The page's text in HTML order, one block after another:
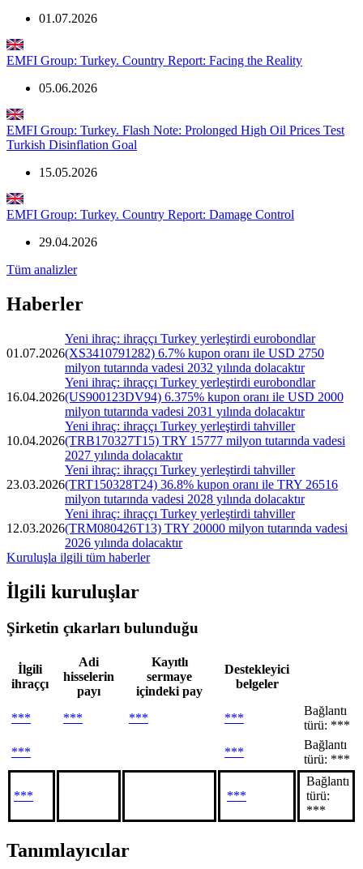
01.07.2026
EMFI Group: Turkey. Country Report: Facing the Reality
05.06.2026
EMFI Group: Turkey. Flash Note: Prolonged High Oil Prices Test
Turkish Disinflation Goal
15.05.2026
EMFI Group: Turkey. Country Report: Damage Control
29.04.2026
Tüm analizler
Haberler
01.07.2026
Yeni ihraç: ihraççı Turkey yerleştirdi eurobondlar
(XS3410791282) 6.7% kupon oranı ile USD 2750
milyon tutarında vadesi 2032 yılında dolacaktır
16.04.2026
Yeni ihraç: ihraççı Turkey yerleştirdi eurobondlar
(US900123DV94) 6.375% kupon oranı ile USD 2000
milyon tutarında vadesi 2031 yılında dolacaktır
10.04.2026
Yeni ihraç: ihraççı Turkey yerleştirdi tahviller
(TRB170327T15) TRY 15777 milyon tutarında vadesi
2027 yılında dolacaktır
23.03.2026
Yeni ihraç: ihraççı Turkey yerleştirdi tahviller
(TRT150328T24) 36.8% kupon oranı ile TRY 26516
milyon tutarında vadesi 2028 yılında dolacaktır
12.03.2026
Yeni ihraç: ihraççı Turkey yerleştirdi tahviller
(TRM080426T13) TRY 20000 milyon tutarında vadesi
2026 yılında dolacaktır
Kuruluşla ilgili tüm haberler
İlgili kuruluşlar
Şirketin çıkarları bulunduğu
İlgili
ihraççı
Adi
hisselerin
payı
Kayıtlı
sermaye
içindeki pay
Destekleyici
belgeler
*** *** *** ***
Bağlantı
türü: ***
***
***
Bağlantı
türü: ***
*** ***
Bağlantı
türü:
***
Tanımlayıcılar